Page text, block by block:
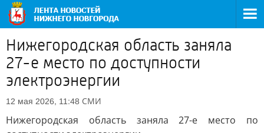
Нижегородская область заняла
27-е место по доступности
электроэнергии
12 мая 2026, 11:48 СМИ
Нижегородская область заняла 27-е место по